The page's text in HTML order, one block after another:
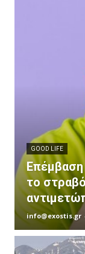
GOOD LIFE
το
info@exostis.gr